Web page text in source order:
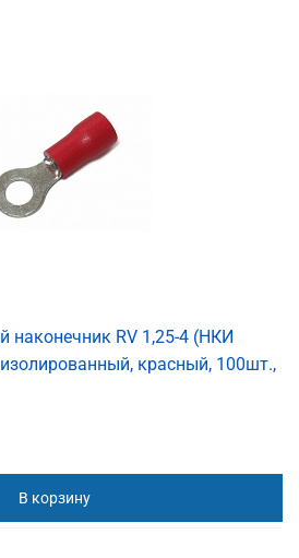
наконечник RV 1,25-4 (НКИ
красный, 100шт.,
В корзину